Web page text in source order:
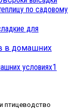
по садовому
для
условиях1
птицеводство